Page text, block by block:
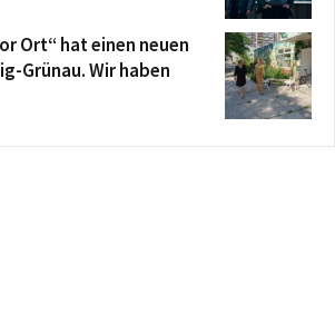
Ort“ hat einen neuen
Grünau. Wir haben